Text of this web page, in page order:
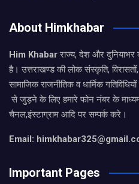
About Himkhabar
Him Khabarराज्य, देश और दुनियाभर
है। उत्तराखण्ड की लोक संस्कृति,
सामाजिक राजनीतिक व धार्मिक
से जुड़ने के लिए हमारे फोन नंबर के
चैनल,इंस्टाग्राम आदि पर सम्पर्क करे।
Email:
Important Pages